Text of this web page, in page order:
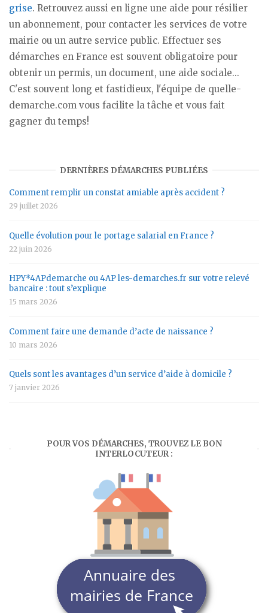
grise. Retrouvez aussi en ligne une aide pour résilier
un abonnement, pour contacter les services de votre
mairie ou un autre service public. Effectuer ses
démarches en France est souvent obligatoire pour
obtenir un permis, un document, une aide sociale...
C'est souvent long et fastidieux, l'équipe de quelle-
demarche.com vous facilite la tâche et vous fait
gagner du temps!
DERNIÈRES DÉMARCHES PUBLIÉES
Comment remplir un constat amiable après accident ?
29 juillet 2026
Quelle évolution pour le portage salarial en France ?
22 juin 2026
HPY*4APdemarche ou 4AP les-demarches.fr sur votre relevé
bancaire : tout s’explique
15 mars 2026
Comment faire une demande d’acte de naissance ?
10 mars 2026
Quels sont les avantages d’un service d’aide à domicile ?
7 janvier 2026
POUR VOS DÉMARCHES, TROUVEZ LE BON
INTERLOCUTEUR :